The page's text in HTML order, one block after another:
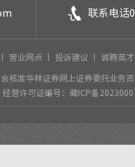
联系电话
营业网点 投诉建议 诚聘英
核准华林证券网上证券委托业务
经营许可证编号：藏ICP备